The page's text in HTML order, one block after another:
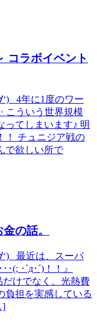
コラボイベント
4年に1度のワー
こういう世界規模
ってしまいます♪ 明
！ チュニジア戦の
で欲しい所で
の話。
最近は、スーパ
(; ･`д･´)！！』
けでなく、光熱費
負担を実感している